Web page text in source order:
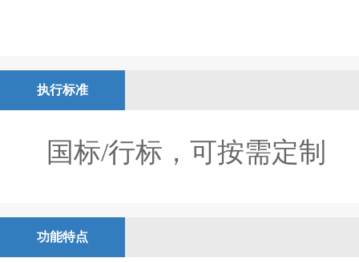
执行标准
国标/行标，可按需定制
功能特点